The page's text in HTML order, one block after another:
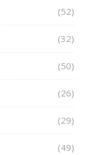
(52)
(32)
(50)
(26)
(29)
(49)